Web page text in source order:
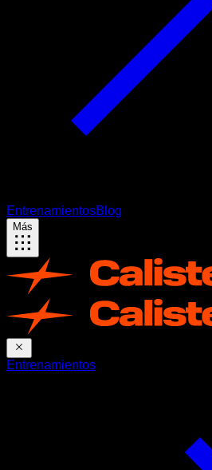
EntrenamientosBlog
Más
Entrenamientos